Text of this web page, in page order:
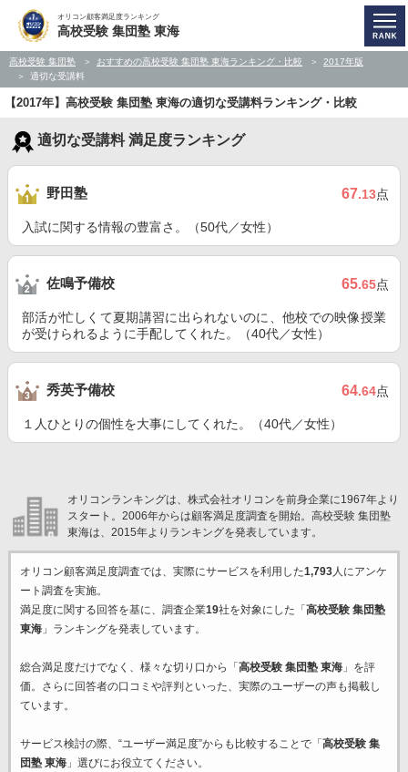
オリコン顧客満足度ランキング
高校受験 集団塾 東海
高校受験 集団塾 おすすめの高校受験 集団塾 東海ランキング・比較
2017年版
適切な受講料
【2017年】高校受験 集団塾 東海の適切な受講料ランキング・比較
適切な受講料 満足度ランキング
野田塾 67.13点
入試に関する情報の豊富さ。（50代／女性）
佐鳴予備校 65.65点
部活が忙しくて夏期講習に出られないのに、他校での映像授業
が受けられるように手配してくれた。（40代／女性）
秀英予備校 64.64点
１人ひとりの個性を大事にしてくれた。（40代／女性）
オリコンランキングは、株式会社オリコンを前身企業に1967年より
スタート。2006年からは顧客満足度調査を開始。高校受験 集団塾
東海は、2015年よりランキングを発表しています。
オリコン顧客満足度調査では、実際にサービスを利用した1,793人にアンケ
ート調査を実施。
満足度に関する回答を基に、調査企業19社を対象にした「 高校受験 集団塾
東海」ランキングを発表しています。
総合満足度だけでなく、様々な切り口から「 高校受験 集団塾 東海」を評
価。さらに回答者の口コミや評判といった、実際のユーザーの声も掲載し
ています。
サービス検討の際、“ユーザー満足度”からも比較することで「 高校受験 集
団塾 東海」選びにお役立てください。